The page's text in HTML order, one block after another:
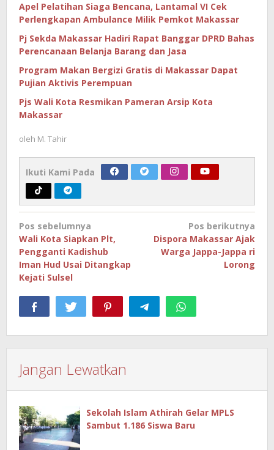
Apel Pelatihan Siaga Bencana, Lantamal VI Cek
Perlengkapan Ambulance Milik Pemkot Makassar
Pj Sekda Makassar Hadiri Rapat Banggar DPRD Bahas
Perencanaan Belanja Barang dan Jasa
Program Makan Bergizi Gratis di Makassar Dapat
Pujian Aktivis Perempuan
Pjs Wali Kota Resmikan Pameran Arsip Kota
Makassar
oleh M. Tahir
Ikuti Kami Pada
Navigasi
pos
Pos sebelumnya
Wali Kota Siapkan Plt,
Pengganti Kadishub
Iman Hud Usai Ditangkap
Kejati Sulsel
Pos berikutnya
Dispora Makassar Ajak
Warga Jappa-Jappa ri
Lorong
Jangan Lewatkan
Sekolah Islam Athirah Gelar MPLS
Sambut 1.186 Siswa Baru